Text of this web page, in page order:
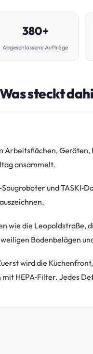
380+
Abgeschlossene Aufträge
steckt
Arbeitsflächen, Geräten,
ansammelt.
und
wie die Leopoldstraße,
Bodenbelägen
wird die
HEPA‑Filter. Jedes